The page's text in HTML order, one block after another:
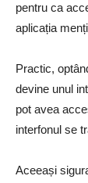
pentru ca
aplicația
Practic,
devine unul
pot avea
interfonul se
Aceeași